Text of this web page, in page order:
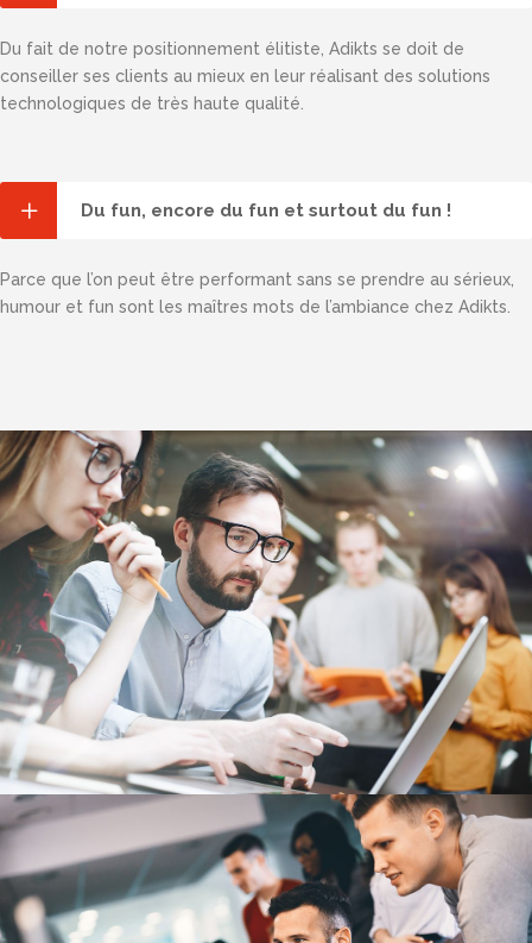
Du fait de notre positionnement élitiste, Adikts se doit de
conseiller ses clients au mieux en leur réalisant des solutions
technologiques de très haute qualité.
Du fun, encore du fun et surtout du fun !
Parce que l’on peut être performant sans se prendre au sérieux,
humour et fun sont les maîtres mots de l’ambiance chez Adikts.